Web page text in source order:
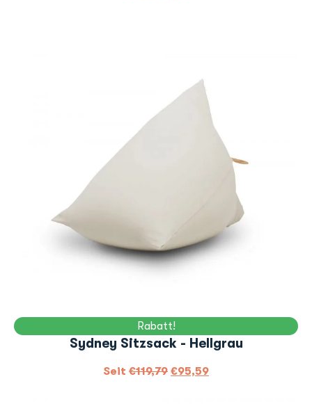
Rabatt!
Sydney Sitzsack - Hellgrau
Seit €119,79 €95,59